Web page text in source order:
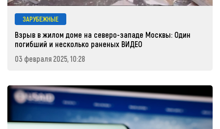
ЗАРУБЕЖНЫЕ
Взрыв в жилом доме на северо-западе Москвы: Один
погибший и несколько раненых ВИДЕО
03 февраля 2025, 10:28